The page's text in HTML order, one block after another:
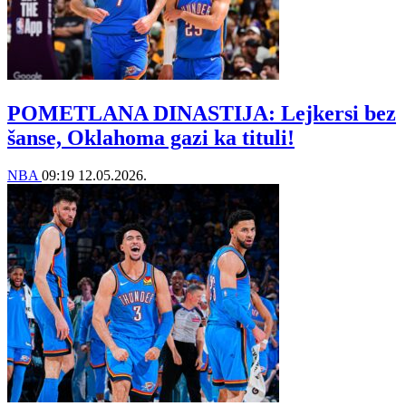
POMETLANA DINASTIJA: Lejkersi bez
šanse, Oklahoma gazi ka tituli!
NBA09:19 12.05.2026.